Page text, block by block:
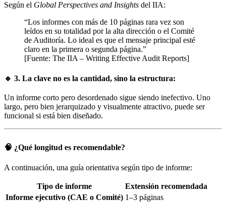
Según el Global Perspectives and Insights del IIA:
“Los informes con más de 10 páginas rara vez son
leídos en su totalidad por la alta dirección o el Comité
de Auditoría. Lo ideal es que el mensaje principal esté
claro en la primera o segunda página.”
[Fuente: The IIA – Writing Effective Audit Reports]
🔹 3. La clave no es la cantidad, sino la estructura:
Un informe corto pero desordenado sigue siendo inefectivo. Uno
largo, pero bien jerarquizado y visualmente atractivo, puede ser
funcional si está bien diseñado.
🧠 ¿Qué longitud es recomendable?
A continuación, una guía orientativa según tipo de informe:
Tipo de informe
Extensión recomendada
Informe ejecutivo (CAE o Comité) 1–3 páginas